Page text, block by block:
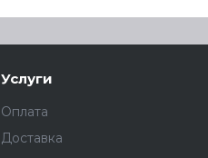
Услуги
Оплата
Доставка